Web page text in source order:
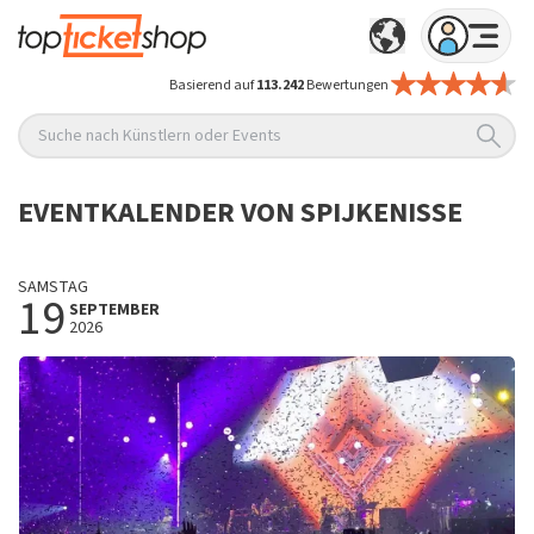
Basierend auf113.242Bewertungen
Suche nach Künstlern oder Events
EVENTKALENDER VON SPIJKENISSE
SAMSTAG
19 SEPTEMBER
2026